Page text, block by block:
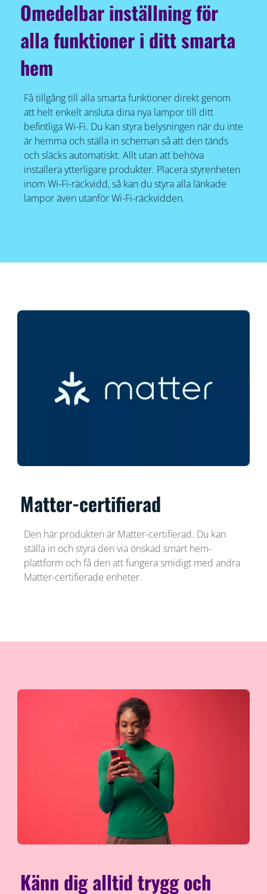
Omedelbar inställning för
alla funktioner i ditt smarta
hem
Få tillgång till alla smarta funktioner direkt genom
att helt enkelt ansluta dina nya lampor till ditt
befintliga Wi-Fi. Du kan styra belysningen när du inte
är hemma och ställa in scheman så att den tänds
och släcks automatiskt. Allt utan att behöva
installera ytterligare produkter. Placera styrenheten
inom Wi-Fi-räckvidd, så kan du styra alla länkade
lampor även utanför Wi-Fi-räckvidden.
Matter-certifierad
Den här produkten är Matter-certifierad. Du kan
ställa in och styra den via önskad smart hem-
plattform och få den att fungera smidigt med andra
Matter-certifierade enheter.
Känn dig alltid trygg och